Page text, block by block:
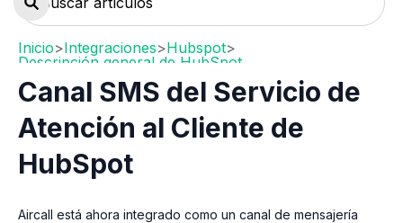
Inicio>Integraciones>Hubspot>
Descripción general de HubSpot
Canal SMS del Servicio de
Atención al Cliente de
HubSpot
Aircall está ahora integrado como un canal de mensajería